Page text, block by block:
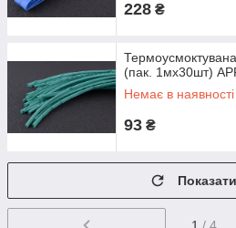
228 ₴
(пак. 1мx30шт)
Немає в наявності
93 ₴